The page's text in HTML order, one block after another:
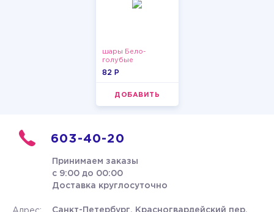
шары Бело-
голубые
пастельные
82 P
ДОБАВИТЬ
603-40-20
Принимаем заказы
с 9:00 до 00:00
Доставка круглосуточно
Санкт-Петербург, Красногвардейский пер.